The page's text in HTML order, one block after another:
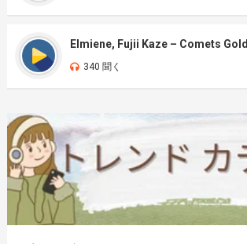
Elmiene, Fujii Kaze – Comets Gold
340 聞く